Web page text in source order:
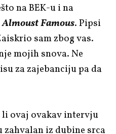
na BEK-u i na
Almoust Famous. Pipsi
sam zbog vas.
mojih snova. Ne
za zajebanciju pa da
li ovaj ovakav intervju
iz dubine srca